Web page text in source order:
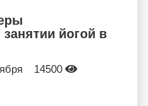
йогой в
14500